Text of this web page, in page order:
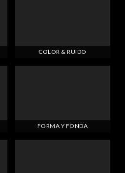
COLOR & RUIDO
FORMA Y FONDA